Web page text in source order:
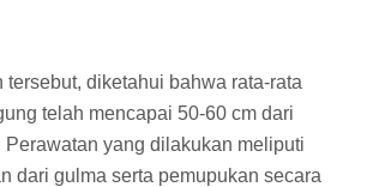
tersebut, diketahui bahwa rata-rata
telah mencapai 50-60 cm dari
Perawatan yang dilakukan meliputi
dari gulma serta pemupukan secara